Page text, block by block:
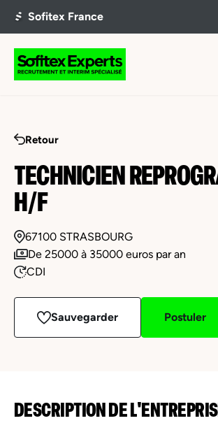
Retour
TECHNICIEN
H/F
67100 STRASBOURG
De 25000 à 35000 euros par an
CDI
Sauvegarder Postuler
DESCRIPTION DE